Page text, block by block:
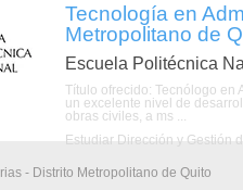
Tecnología en
Metropolitano de
Escuela Politécnica
Título ofrecido: Tecnólogo en
un excelente nivel de
obras civiles, a ms ...
Estudiar Dirección y Gestión
- Distrito Metropolitano de Quito